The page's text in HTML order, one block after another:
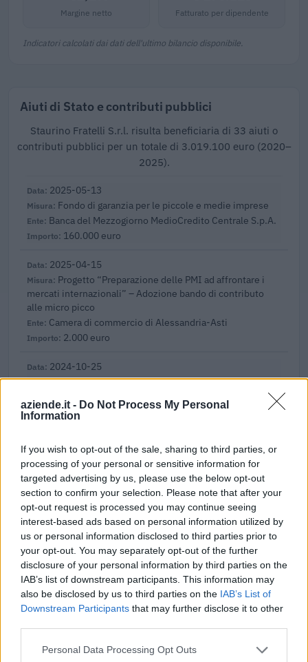
aziende.it - Do Not Process My Personal
Information
If you wish to opt-out of the sale, sharing to third parties, or
processing of your personal or sensitive information for
targeted advertising by us, please use the below opt-out
section to confirm your selection. Please note that after your
opt-out request is processed you may continue seeing
interest-based ads based on personal information utilized by
us or personal information disclosed to third parties prior to
your opt-out. You may separately opt-out of the further
disclosure of your personal information by third parties on the
IAB’s list of downstream participants. This information may
also be disclosed by us to third parties on the IAB’s List of
Downstream Participants that may further disclose it to other
Personal Data Processing Opt Outs
Margine netto Fatturato per dipendente
Indicatori calcolati dai dati dell'ultimo bilancio disponibile.
Aiuti di Stato e contributi pubblici
Staurino Fratelli S.r.l. risulta beneficiaria di 33 aiuti o
contributi pubblici per un totale di 3.019.100 euro (2020–
2025).
2025-05-13
Fondo di garanzia per le piccole e medie imprese
Banca del Mezzogiorno MedioCredito Centrale S.p.A.
160.000 euro
2025-04-15
Progetto “Preparazione delle PMI ad affrontare i
mercati internazionali” – Adozione bando di contributo
alle micro picco
Camera di commercio di Alessandria-Asti
2.000 euro
2024-10-25
Credito d'imposta formazione 4.0
22.933 euro
Credito d'imposta formazione 4.0
Agenzia delle Entrate
19.652 euro
2024-10-25
Credito d'imposta formazione 4.0
Agenzia delle Entrate
2.750 euro
2024-08-20
Fondo di garanzia per le piccole e medie imprese